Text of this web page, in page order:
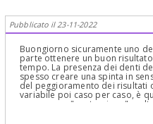
Pubblicato il 23-11-2022
Buongiorno sicuramente uno
parte ottenere un buon
tempo. La presenza dei denti
spesso creare una spinta in
del peggioramento dei risultati
variabile poi caso per caso, è
oppure una "contenzione"
mantenere però per tempi